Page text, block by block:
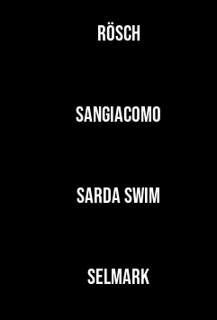
RÖSCH
SANGIACOMO
SARDA SWIM
SELMARK